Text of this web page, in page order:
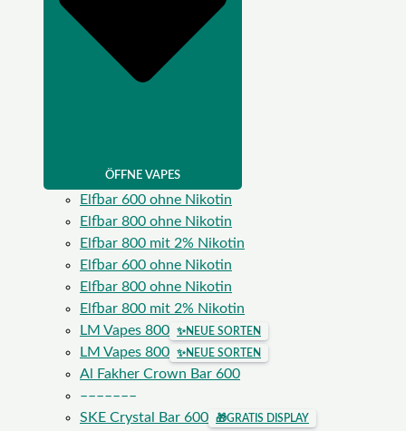
ÖFFNE VAPES
Elfbar 600 ohne Nikotin
Elfbar 800 ohne Nikotin
Elfbar 800 mit 2% Nikotin
Elfbar 600 ohne Nikotin
Elfbar 800 ohne Nikotin
Elfbar 800 mit 2% Nikotin
LM Vapes 800
✨NEUE SORTEN
LM Vapes 800 ✨NEUE SORTEN
Al Fakher Crown Bar 600
–––––––
SKE Crystal Bar 600
🎁GRATIS DISPLAY